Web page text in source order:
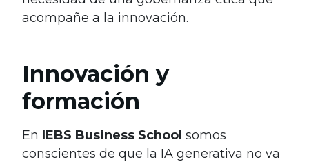
acompañe a la innovación.
Innovación y
formación
En IEBS Business School somos
conscientes de que la IA generativa no va